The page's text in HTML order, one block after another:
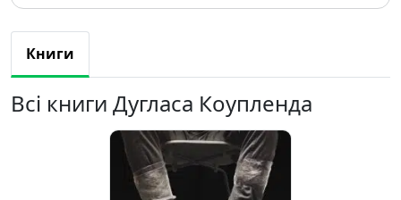
Книги
Всі книги Дугласа Коупленда